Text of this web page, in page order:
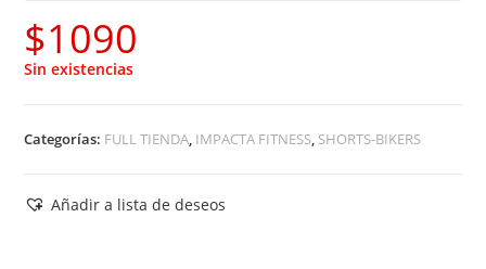
$1090
Sin existencias
Categorías: FULL TIENDA, IMPACTA FITNESS, SHORTS-BIKERS
Añadir a lista de deseos